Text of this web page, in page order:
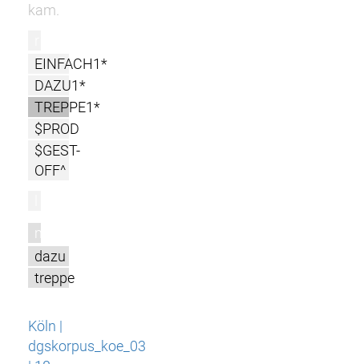
kam.
EINFACH1*
DAZU1*
TREPPE1*
$PROD
$GEST-
OFF^
m
dazu
treppe
Köln |
dgskorpus_koe_03